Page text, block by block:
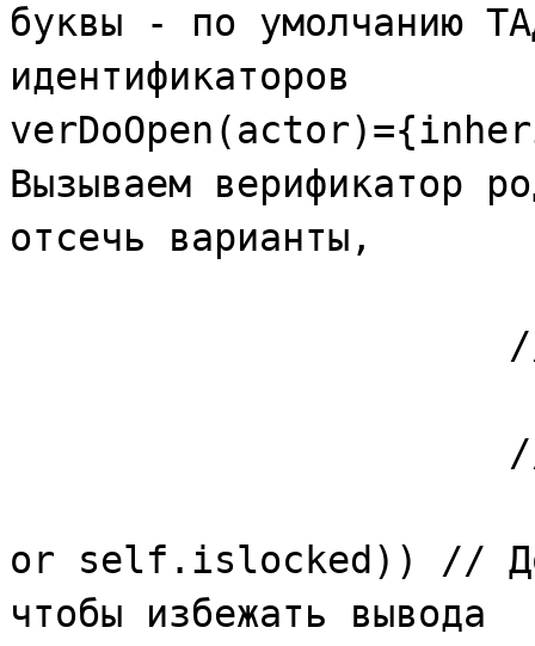
буквы - по умолчанию
идентификаторов
Вызываем верификатор
отсечь варианты,
// когда
// или
or self.islocked)) //
чтобы избежать вывода